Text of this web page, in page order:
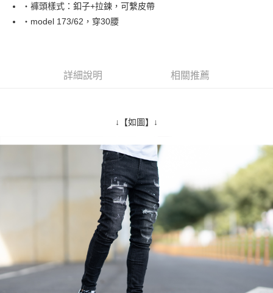
AFTEE先享後付
１．簡單：不需註冊會員、不需綁卡、不需儲值。
【「AFTEE先享後付」結帳流程】
結帳頁面，進行簡訊認證並確認金額後，即可完成結帳。
２．訂單成立數日內，您將收到繳費通知簡訊。
３．收到繳費通知簡訊後14天內，點擊此簡訊中的連結，可透過四大超商／
ATM／網路銀行／等多元方式進行付款，方視為交易完成。
※ 請注意：結帳手續完成當下不需立刻繳費，但若您需要取消訂單，請聯絡
購買商品的店家。未經商家同意取消之訂單仍視為有效，需透過AFTEE先享
※ 交易是否成功請以「AFTEE先享後付 」之結帳頁面顯示為準，若有關於
是否繳費成功／繳費後需取消欲退款等相關疑問，請聯繫「AFTEE先享後付
https://netprotections.freshdesk.com/support/home
【注意事項】
１．透過由恩沛科技股份有限公司提供之「AFTEE先享後付」服務完成之交
易，需依本服務之必要範圍內提供個人資料，並將交易相關給付款項請求債
每筆NT$80，滿NT$1,800(含以上)免運費
先付款後全家取貨
每筆NT$80，滿NT$1,800(含以上)免運費
每筆NT$80，滿NT$1,800(含以上)免運費
每筆NT$80，滿NT$1,800(含以上)免運費
宅配
每筆NT$120，滿NT$3,000(含以上)免運費
‧褲頭樣式：釦子+拉鍊，可繫皮帶
‧model 173/62，穿30腰
詳細說明 相關推薦
↓【如圖】↓